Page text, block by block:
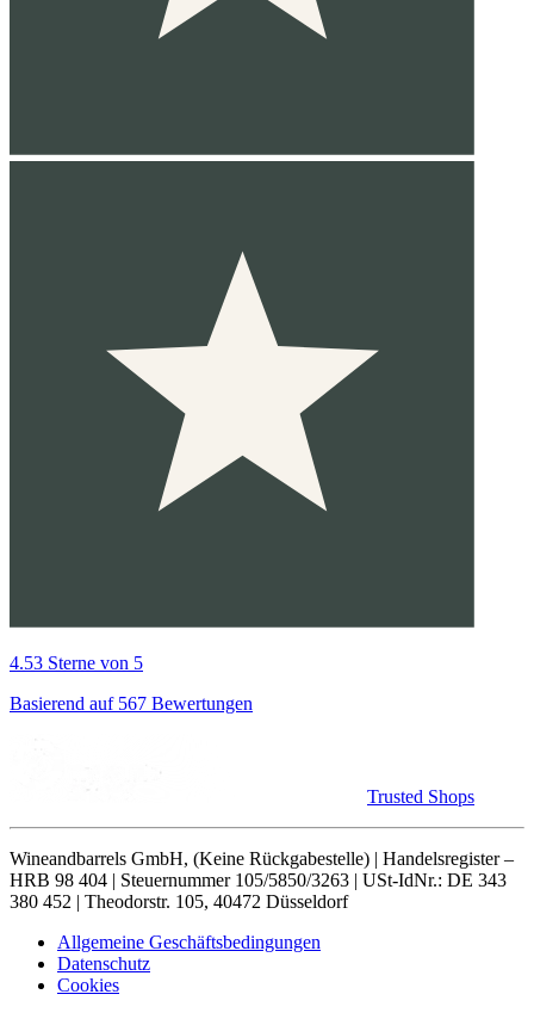
4.53 Sterne von 5
Basierend auf 567 Bewertungen
Trusted Shops
Wineandbarrels GmbH, (Keine Rückgabestelle) | Handelsregister –
HRB 98 404 | Steuernummer 105/5850/3263 | USt-IdNr.: DE 343
380 452 | Theodorstr. 105, 40472 Düsseldorf
Allgemeine Geschäftsbedingungen
Datenschutz
Cookies